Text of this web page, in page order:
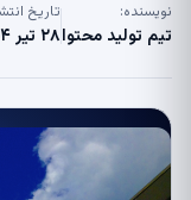
نویسنده:
تیم تولید محتوا
تاریخ
۲۸ تیر ۱۴۰۴